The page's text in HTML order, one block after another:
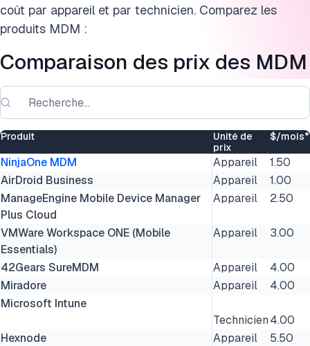
coût par appareil et par technicien. Comparez les
produits MDM :
Comparaison des prix des MDM
Produit
Unité de
prix
$/mois*
NinjaOne MDM Appareil
1.50
AirDroid Business
Appareil
1.00
ManageEngine Mobile Device Manager
Plus Cloud
Appareil 2.50
VMWare Workspace ONE (Mobile
Essentials)
Appareil 3.00
42Gears SureMDM Appareil
4.00
Miradore
Appareil
4.00
Microsoft Intune
Technicien4.00
Hexnode
Appareil
5.50